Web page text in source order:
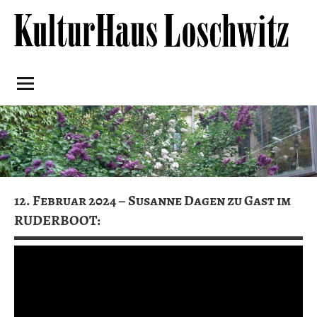
content
Loschwitz
12. Februar 2024 – Susanne Dagen zu Gast im
RUDERBOOT: